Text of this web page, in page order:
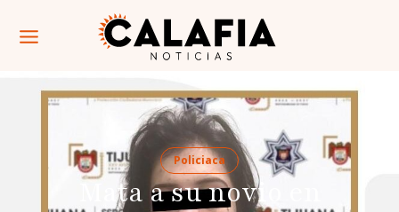
Policiaca
Mata a su novio en